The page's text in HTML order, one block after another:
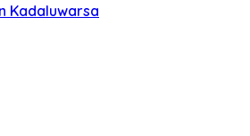
Kadaluwarsa